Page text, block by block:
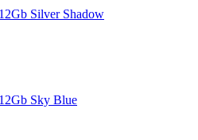
Silver Shadow
Sky Blue